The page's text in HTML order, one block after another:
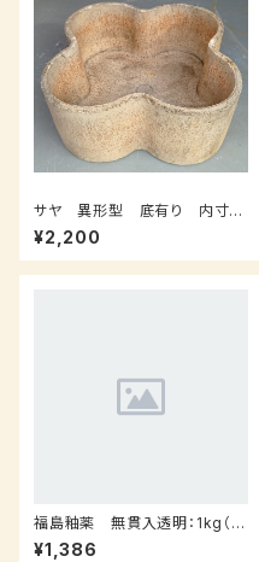
サヤ 異形型 底有り 内寸：
幅２１０（長径）、幅１７０（短径）、
外寸：高さ１0０ｍｍ
¥2,200
福島釉薬 無貫入透明：1kg（在
庫有り）
¥1,386